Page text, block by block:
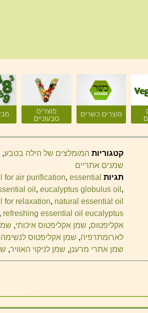
קטגוריות המומלצים של הילה בטבע,
שמנים אתריים
תגיות
for air purification, essential
oil , eucalyptus globulus oil ,
for relaxation, natural essential oil
, refreshing essential oil eucalyptus
אקליפטוס, שמן אקליפטוס איכותי,
לארומתרפיה, שמן אקליפטוס לנשימה
שמן אתרי מרענן, שמן לניקוי האוויר,